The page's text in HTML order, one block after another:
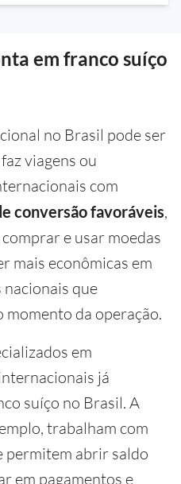
em franco suíço
no Brasil pode ser
viagens ou
com
conversão favoráveis,
e usar moedas
mais econômicas em
nacionais que
da operação.
em
já
suíço no Brasil. A
trabalham com
permitem abrir saldo
em pagamentos e